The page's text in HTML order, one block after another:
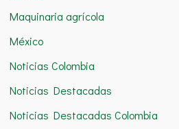
Maquinaria agrícola
México
Noticias Colombia
Noticias Destacadas
Noticias Destacadas Colombia